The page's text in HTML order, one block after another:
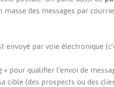
masse des messages par
envoyé par voie électronique
pour qualifier l’envoi de
cible (des prospects ou des